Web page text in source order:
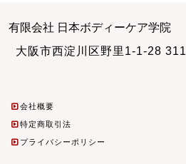
有限会社 日本ボディーケア学院
大阪市西淀川区野里1-1-28 311
会社概要
特定商取引法
プライバシーポリシー